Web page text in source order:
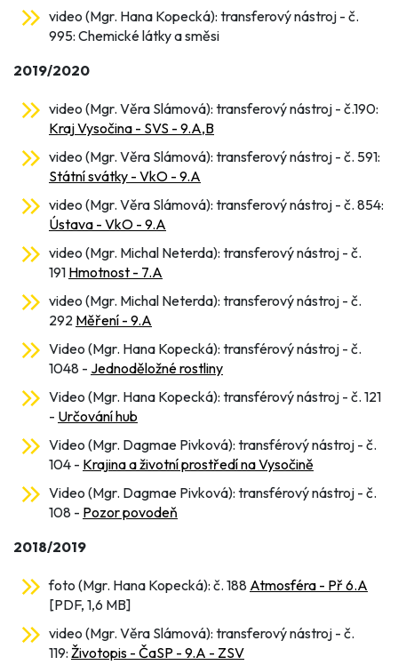
video (Mgr. Hana Kopecká): transferový nástroj - č.
995: Chemické látky a směsi
2019/2020
video (Mgr. Věra Slámová): transferový nástroj - č.190:
Kraj Vysočina - SVS - 9.A,B
video (Mgr. Věra Slámová): transferový nástroj - č. 591:
Státní svátky - VkO - 9.A
video (Mgr. Věra Slámová): transferový nástroj - č. 854:
Ústava - VkO - 9.A
video (Mgr. Michal Neterda): transferový nástroj - č.
191 Hmotnost - 7.A
video (Mgr. Michal Neterda): transferový nástroj - č.
292 Měření - 9.A
Video (Mgr. Hana Kopecká): transférový nástroj - č.
1048 - Jednoděložné rostliny
Video (Mgr. Hana Kopecká): transférový nástroj - č. 121
- Určování hub
Video (Mgr. Dagmae Pivková): transférový nástroj - č.
104 - Krajina a životní prostředí na Vysočině
Video (Mgr. Dagmae Pivková): transférový nástroj - č.
108 - Pozor povodeň
2018/2019
foto (Mgr. Hana Kopecká): č. 188 Atmosféra - Př 6.A
[PDF, 1,6 MB]
video (Mgr. Věra Slámová): transferový nástroj - č.
119: Životopis - ČaSP - 9.A - ZSV